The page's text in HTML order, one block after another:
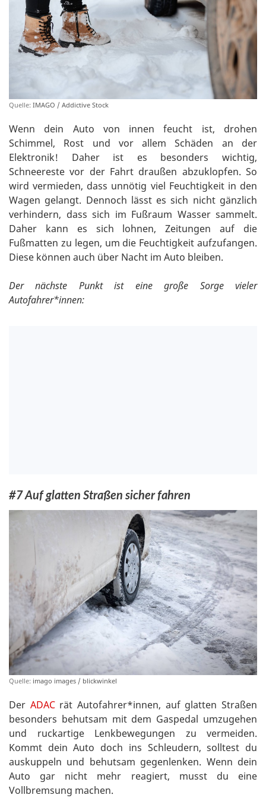
Quelle: IMAGO / Addictive Stock
Wenn dein Auto von innen feucht ist, drohen
Schimmel, Rost und vor allem Schäden an der
Elektronik! Daher ist es besonders wichtig,
Schneereste vor der Fahrt draußen abzuklopfen. So
wird vermieden, dass unnötig viel Feuchtigkeit in den
Wagen gelangt. Dennoch lässt es sich nicht gänzlich
verhindern, dass sich im Fußraum Wasser sammelt.
Daher kann es sich lohnen, Zeitungen auf die
Fußmatten zu legen, um die Feuchtigkeit aufzufangen.
Diese können auch über Nacht im Auto bleiben.
Der nächste Punkt ist eine große Sorge vieler
Autofahrer*innen:
#7 Auf glatten Straßen sicher fahren
Quelle: imago images / blickwinkel
Der ADACrät Autofahrer*innen, auf glatten Straßen
besonders behutsam mit dem Gaspedal umzugehen
und ruckartige Lenkbewegungen zu vermeiden.
Kommt dein Auto doch ins Schleudern, solltest du
auskuppeln und behutsam gegenlenken. Wenn dein
Auto gar nicht mehr reagiert, musst du eine
Vollbremsung machen.